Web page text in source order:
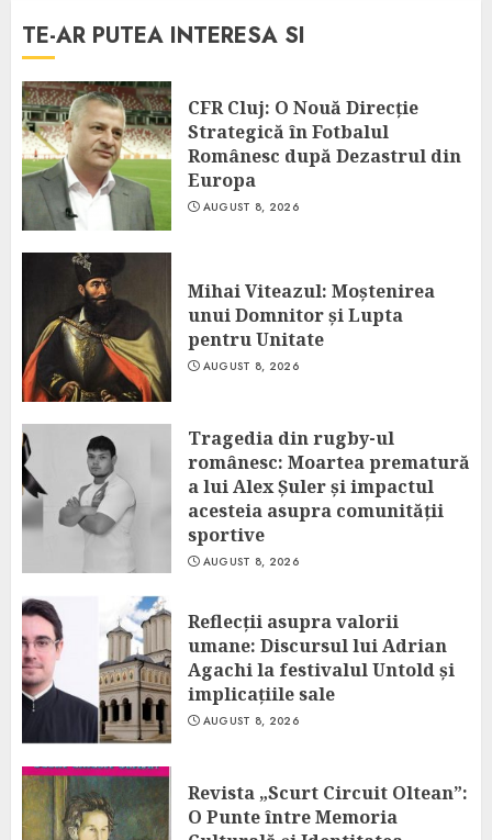
TE-AR PUTEA INTERESA SI
CFR Cluj: O Nouă Direcție
Strategică în Fotbalul
Românesc după Dezastrul din
Europa
AUGUST 8, 2026
Mihai Viteazul: Moștenirea
unui Domnitor și Lupta
pentru Unitate
AUGUST 8, 2026
Tragedia din rugby-ul
românesc: Moartea prematură
a lui Alex Șuler și impactul
acesteia asupra comunității
sportive
AUGUST 8, 2026
Reflecții asupra valorii
umane: Discursul lui Adrian
Agachi la festivalul Untold și
implicațiile sale
AUGUST 8, 2026
Revista „Scurt Circuit Oltean”:
O Punte între Memoria